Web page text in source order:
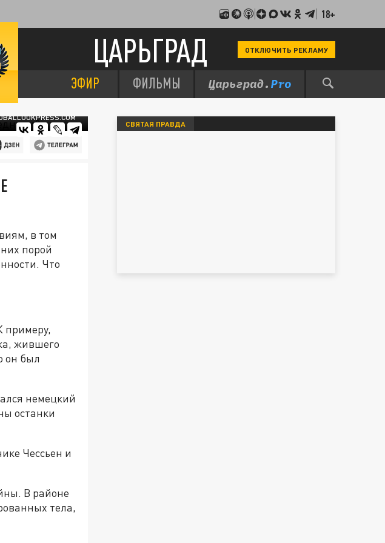
18+
ЦАРЬГРАД ОТКЛЮЧИТЬ РЕКЛАМУ
ЭФИР ФИЛЬМЫ
в том
порой
Что
примеру,
жившего
он был
немецкий
останки
Чессьен и
В районе
тела,
СВЯТАЯ ПРАВДА